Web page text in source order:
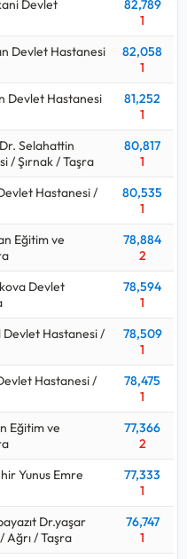
Devlet
82,789
1
Devlet Hastanesi
82,058
1
Devlet Hastanesi
81,252
1
Dr. Selahattin
/ Şırnak / Taşra
80,817
1
Hastanesi /
80,535
1
Eğitim ve
78,884
2
Devlet
78,594
1
Devlet Hastanesi /
78,509
1
Hastanesi /
78,475
1
Eğitim ve
77,366
2
Yunus Emre
77,333
1
Dr.yaşar
Ağrı / Taşra
76,747
1